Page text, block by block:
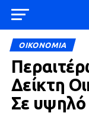
ΟΙΚΟΝΟΜΙΑ
Δείκτη
Σε υψηλό